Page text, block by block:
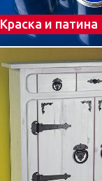
Краска и патина